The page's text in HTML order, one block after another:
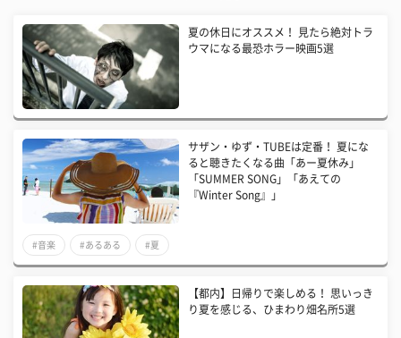
夏の休日にオススメ！ 見たら絶対トラ
ウマになる最恐ホラー映画5選
サザン・ゆず・TUBEは定番！ 夏にな
ると聴きたくなる曲「あー夏休み」
「SUMMER SONG」「あえての
『Winter Song』」
#音楽 #あるある #夏
【都内】日帰りで楽しめる！ 思いっき
り夏を感じる、ひまわり畑名所5選